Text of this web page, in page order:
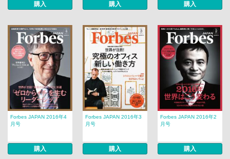
購入 購入 購入
Forbes JAPAN 2016年4
月号
購入
Forbes JAPAN 2016年3
月号
購入
Forbes JAPAN 2016年2
月号
購入